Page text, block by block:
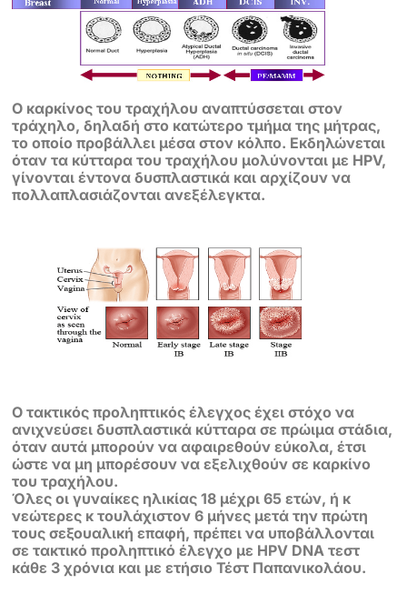
Ο καρκίνος του τραχήλου αναπτύσσεται στον
τράχηλο, δηλαδή στο κατώτεροτμήμα της μήτρας,
το οποίο προβάλλει μέσα στον κόλπο. Εκδηλώνεται
όταν τα κύτταρα του τραχήλου μολύνονται με HPV,
γίνονται έντονα δυσπλαστικά καιαρχίζουν να
πολλαπλασιάζονται ανεξέλεγκτα.
Ο τακτικός προληπτικός έλεγχοςέχει στόχο να
ανιχνεύσει δυσπλαστικά κύτταρα σε πρώιμα στάδια,
όταν αυτά μπορούν να αφαιρεθούν εύκολα, έτσι
ώστε να μη μπορέσουν να εξελιχθούν σε καρκίνο
του τραχήλου.
Όλες οι γυναίκες ηλικίας 18 μέχρι 65 ετών, ή κ
νεώτερες κ τουλάχιστον 6 μήνες μετά την πρώτη
τους σεξουαλική επαφή, πρέπει να υποβάλλονται
σε τακτικόπροληπτικό έλεγχο με HPV DNA τεστ
κάθε 3 χρόνια και με ετήσιο Τέστ Παπανικολάου.